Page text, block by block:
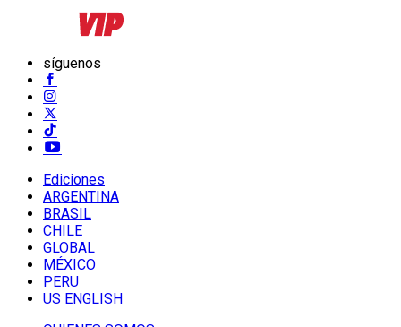
síguenos
Ediciones
ARGENTINA
BRASIL
CHILE
GLOBAL
MÉXICO
PERU
US ENGLISH